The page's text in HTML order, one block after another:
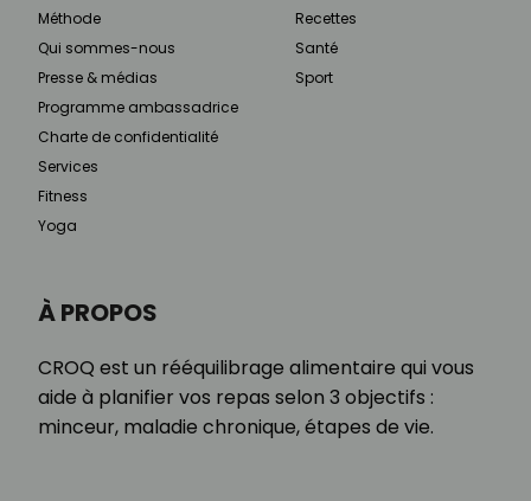
À PROPOS
CROQ est un rééquilibrage alimentaire qui vous
aide à planifier vos repas selon 3 objectifs :
minceur, maladie chronique, étapes de vie.
Méthode
Qui sommes-nous
Presse & médias
Programme ambassadrice
Charte de confidentialité
Services
Fitness
Yoga
Recettes
Santé
Sport